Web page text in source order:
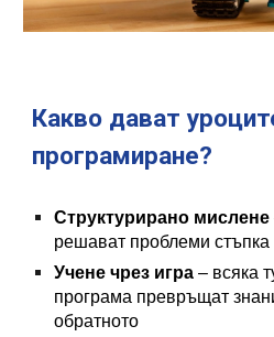
Какво дават
програмиране?
Структурирано мислене
решават проблеми стъпка
Учене чрез игра– всяка
програма превръщат
обратното